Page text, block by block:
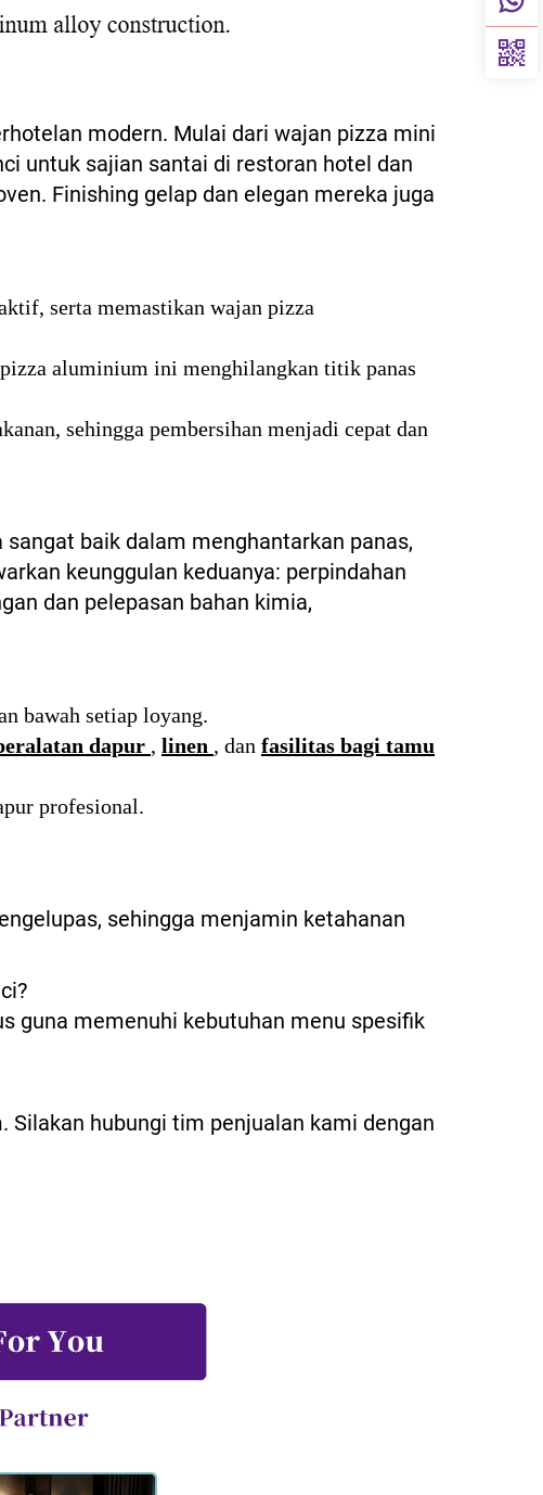
modern. Mulai dari wajan pizza mini
untuk sajian santai di restoran hotel dan
Finishing gelap dan elegan mereka juga
serta memastikan wajan pizza
aluminium ini menghilangkan titik panas
sehingga pembersihan menjadi cepat dan
baik dalam menghantarkan panas,
keunggulan keduanya: perpindahan
dan pelepasan bahan kimia,
bawah setiap loyang.
dapur , linen , dan fasilitas bagi tamu
profesional.
sehingga menjamin ketahanan
guna memenuhi kebutuhan menu spesifik
hubungi tim penjualan kami dengan